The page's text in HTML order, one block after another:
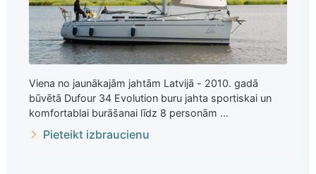
Viena no jaunākajām jahtām Latvijā - 2010. gadā
būvētā Dufour 34 Evolution buru jahta sportiskai un
komfortablai burāšanai līdz 8 personām ...
Pieteikt izbraucienu